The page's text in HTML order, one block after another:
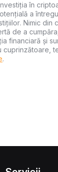
în
a
Nimic din
de a
financiară și
.